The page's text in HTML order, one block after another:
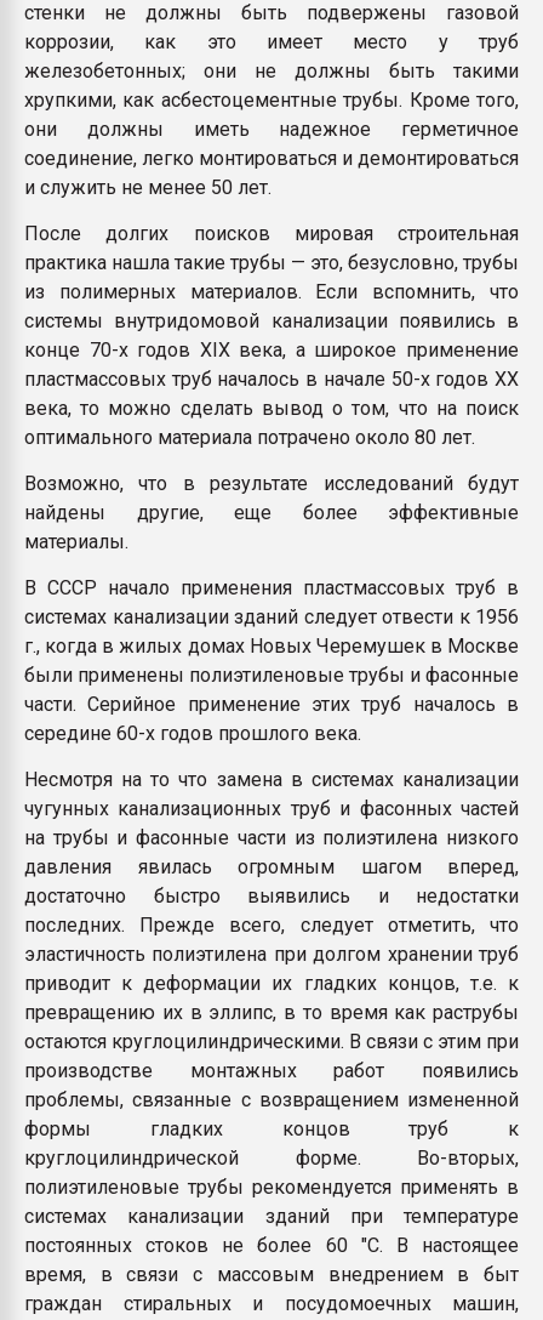
стенки не должны быть подвержены газовой
коррозии, как это имеет место у труб
железобетонных; они не должны быть такими
хрупкими, как асбестоцементные трубы. Кроме того,
они должны иметь надежное герметичное
соединение, легко монтироваться и демонтироваться
и служить не менее 50 лет.
После долгих поисков мировая строительная
практика нашла такие трубы — это, безусловно, трубы
из полимерных материалов. Если вспомнить, что
системы внутридомовой канализации появились в
конце 70-х годов XIX века, а широкое применение
пластмассовых труб началось в начале 50-х годов XX
века, то можно сделать вывод о том, что на поиск
оптимального материала потрачено около 80 лет.
Возможно, что в результате исследований будут
найдены другие, еще более эффективные
материалы.
В СССР начало применения пластмассовых труб в
системах канализации зданий следует отвести к 1956
г., когда в жилых домах Новых Черемушек в Москве
были применены полиэтиленовые трубы и фасонные
части. Серийное применение этих труб началось в
середине 60-х годов прошлого века.
Несмотря на то что замена в системах канализации
чугунных канализационных труб и фасонных частей
на трубы и фасонные части из полиэтилена низкого
давления явилась огромным шагом вперед,
достаточно быстро выявились и недостатки
последних. Прежде всего, следует отметить, что
эластичность полиэтилена при долгом хранении труб
приводит к деформации их гладких концов, т.е. к
превращению их в эллипс, в то время как раструбы
остаются круглоцилиндрическими. В связи с этим при
производстве монтажных работ появились
проблемы, связанные с возвращением измененной
формы гладких концов труб к
круглоцилиндрической форме. Во-вторых,
полиэтиленовые трубы рекомендуется применять в
системах канализации зданий при температуре
постоянных стоков не более 60 "С. В настоящее
время, в связи с массовым внедрением в быт
граждан стиральных и посудомоечных машин,